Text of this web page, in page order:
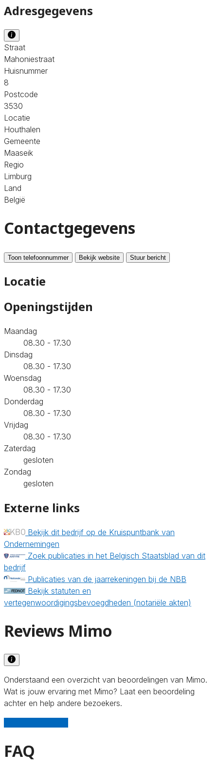
Adresgegevens
Straat
Mahoniestraat
Huisnummer
8
Postcode
3530
Locatie
Houthalen
Gemeente
Maaseik
Regio
Limburg
Land
België
Contactgegevens
Toon telefoonnummer Bekijk website Stuur bericht
Locatie
Openingstijden
Maandag
08.30 - 17.30
Dinsdag
08.30 - 17.30
Woensdag
08.30 - 17.30
Donderdag
08.30 - 17.30
Vrijdag
08.30 - 17.30
Zaterdag
gesloten
Zondag
gesloten
Externe links
Bekijk dit bedrijf op de Kruispuntbank van
Ondernemingen
Zoek publicaties in het Belgisch Staatsblad van dit
bedrijf
Publicaties van de jaarrekeningen bij de NBB
Bekijk statuten en
vertegenwoordigingsbevoegdheden (notariële akten)
Reviews Mimo
Onderstaand een overzicht van beoordelingen van Mimo.
Wat is jouw ervaring met Mimo? Laat een beoordeling
achter en help andere bezoekers.
FAQ